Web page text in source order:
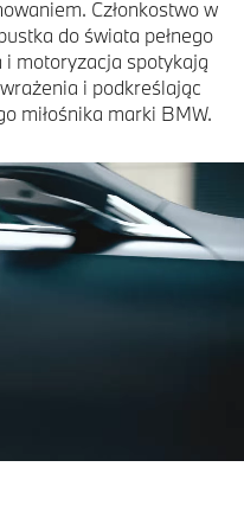
Członkostwo w
do świata pełnego
motoryzacja spotykają
i podkreślając
miłośnika marki BMW.